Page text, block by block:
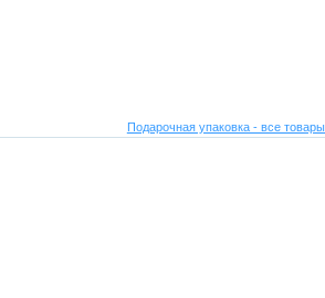
Подарочная упаковка - все